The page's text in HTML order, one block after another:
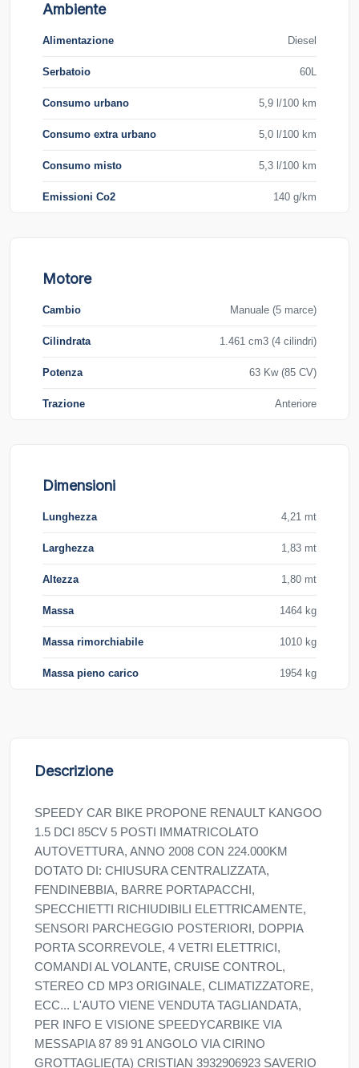
Ambiente
Alimentazione Diesel
Serbatoio 60L
Consumo urbano 5,9 l/100 km
Consumo extra urbano 5,0 l/100 km
Consumo misto 5,3 l/100 km
Emissioni Co2 140 g/km
Motore
Cambio Manuale (5 marce)
Cilindrata 1.461 cm3 (4 cilindri)
Potenza 63 Kw (85 CV)
Trazione Anteriore
Dimensioni
Lunghezza 4,21 mt
Larghezza 1,83 mt
Altezza 1,80 mt
Massa 1464 kg
Massa rimorchiabile 1010 kg
Massa pieno carico 1954 kg
Descrizione
SPEEDY CAR BIKE PROPONE RENAULT KANGOO
1.5 DCI 85CV 5 POSTI IMMATRICOLATO
AUTOVETTURA, ANNO 2008 CON 224.000KM
DOTATO DI: CHIUSURA CENTRALIZZATA,
FENDINEBBIA, BARRE PORTAPACCHI,
SPECCHIETTI RICHIUDIBILI ELETTRICAMENTE,
SENSORI PARCHEGGIO POSTERIORI, DOPPIA
PORTA SCORREVOLE, 4 VETRI ELETTRICI,
COMANDI AL VOLANTE, CRUISE CONTROL,
STEREO CD MP3 ORIGINALE, CLIMATIZZATORE,
ECC... L'AUTO VIENE VENDUTA TAGLIANDATA,
PER INFO E VISIONE SPEEDYCARBIKE VIA
MESSAPIA 87 89 91 ANGOLO VIA CIRINO
GROTTAGLIE(TA) CRISTIAN 3932906923 SAVERIO